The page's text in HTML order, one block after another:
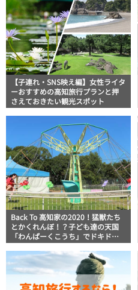
【子連れ・SNS映え編】女性ライタ
ーおすすめの高知旅行プランと押
さえておきたい観光スポット
Back To 高知家の2020！猛獣たち
とかくれんぼ！？子ども達の天国
「わんぱーくこうち」でドキドキ